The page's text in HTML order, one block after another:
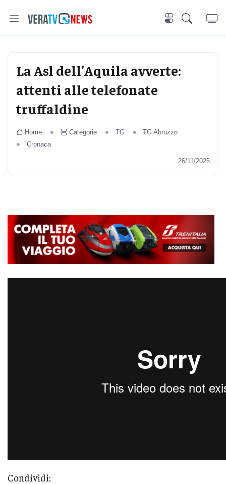
La Asl dell’Aquila avverte:
attenti alle telefonate
truffaldine
Home Categorie TG
TG Abruzzo
Cronaca
26/11/2025
Condividi: